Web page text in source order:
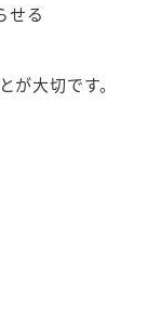
せる
が大切です。